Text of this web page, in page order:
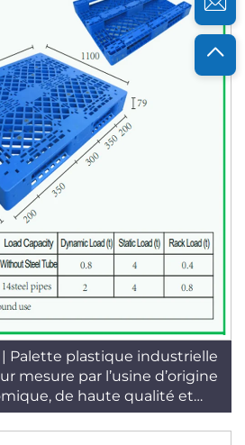
Palette plastique industrielle
mesure par l’usine d’origine
de haute qualité et
entrepôt au sol, 4 directions,
utilisation à plat, norme T45